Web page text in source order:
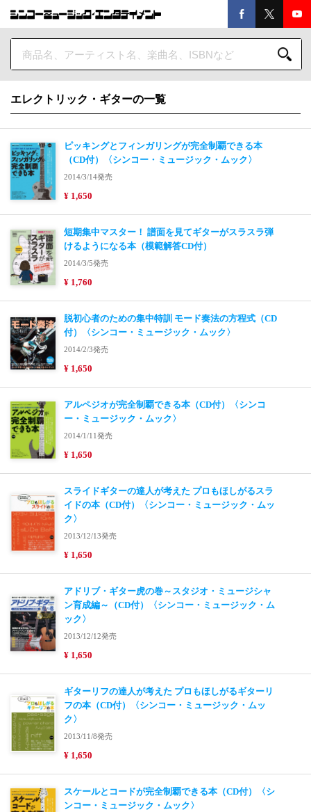
エレクトリック・ギターの一覧
ピッキングとフィンガリングが完全制覇できる本
（CD付）〈シンコー・ミュージック・ムック〉
2014/3/14発売
¥ 1,650
短期集中マスター！ 譜面を見てギターがスラスラ弾
けるようになる本（模範解答CD付）
2014/3/5発売
¥ 1,760
脱初心者のための集中特訓 モード奏法の方程式（CD
付）〈シンコー・ミュージック・ムック〉
2014/2/3発売
¥ 1,650
アルペジオが完全制覇できる本（CD付）〈シンコ
ー・ミュージック・ムック〉
2014/1/11発売
¥ 1,650
スライドギターの達人が考えた プロもほしがるスラ
イドの本（CD付）〈シンコー・ミュージック・ムッ
ク〉
2013/12/13発売
¥ 1,650
アドリブ・ギター虎の巻～スタジオ・ミュージシャ
ン育成編～（CD付）〈シンコー・ミュージック・ム
ック〉
2013/12/12発売
¥ 1,650
ギターリフの達人が考えた プロもほしがるギターリ
フの本（CD付）〈シンコー・ミュージック・ムッ
ク〉
2013/11/8発売
¥ 1,650
スケールとコードが完全制覇できる本（CD付）〈シ
ンコー・ミュージック・ムック〉